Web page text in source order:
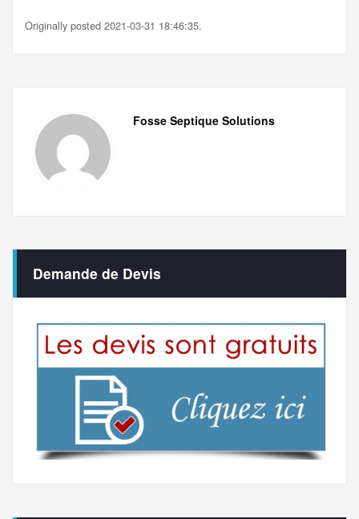
Originally posted 2021-03-31 18:46:35.
Fosse Septique Solutions
Demande de Devis